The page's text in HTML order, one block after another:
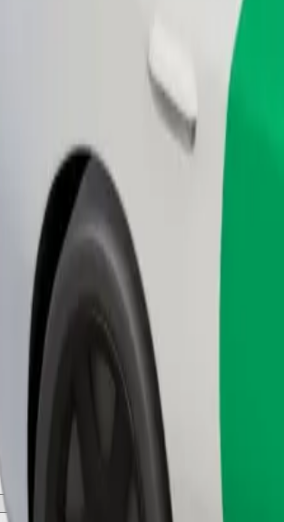
a Tshisaulu
fazer o percurso Caltex Sibasa—Tshisaulu?
cliques de distância!
médios do dia a dia.